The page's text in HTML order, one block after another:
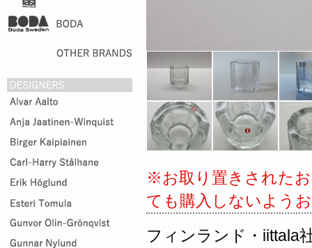
※お取り置きされた
ても購入しないよう
フィンランド・iittala